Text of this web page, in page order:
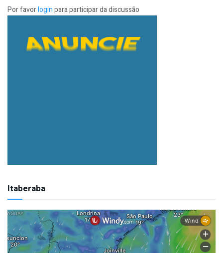
Por favorloginpara participar da discussão
Itaberaba